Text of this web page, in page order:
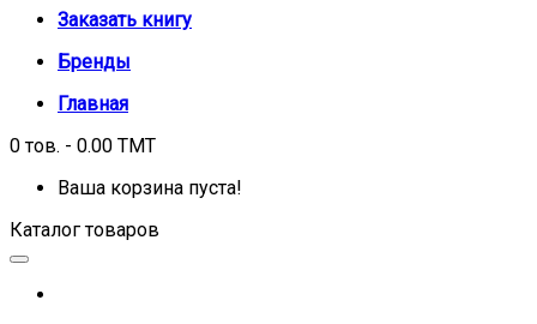
Заказать книгу
Бренды
Главная
0 тов. - 0.00 TMT
Ваша корзина пуста!
Каталог товаров